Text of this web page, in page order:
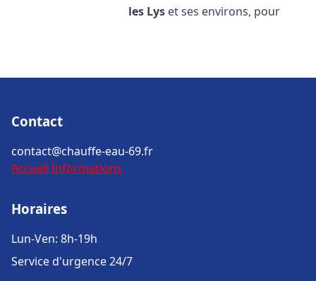
les Lys et ses environs, pour
Contact
contact@chauffe-eau-69.fr
Accueil Informations
Horaires
Lun-Ven: 8h-19h
Service d'urgence 24/7